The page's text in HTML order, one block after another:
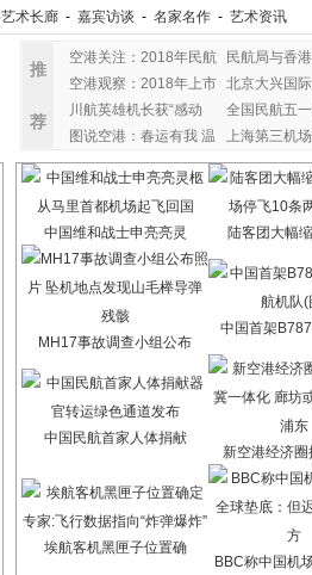
术长廊 - 嘉宾访谈 - 名家名作 - 艺术资讯
推
荐
空港关注：2018年民航
民航局与香
空港观察：2018年上市 北京大兴国
川航英雄机长获“感动
全国民航五
图说空港：春运有我 温
上海第三机
中国维和战士申亮亮灵 陆客团大幅
MH17事故调查小组公布
中国首架
中国民航首家人体捐献
新空港经济圈
埃航客机黑匣子位置确
BBC称中国机